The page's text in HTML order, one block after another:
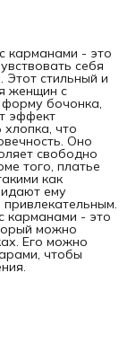
карманами - это
себя
Этот стильный и
женщин с
бочонка,
эффект
хлопка, что
Оно
свободно
того, платье
как
ему
карманами - это
можно
Его можно
чтобы